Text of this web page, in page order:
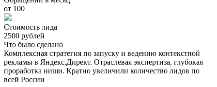
от 100
Стоимость лида
2500 рублей
Что было сделано
Комплексная стратегия по запуску и ведению контекстной
рекламы в Яндекс.Директ. Отраслевая экспертиза, глубокая
проработка ниши. Кратно увеличили количество лидов по
всей России